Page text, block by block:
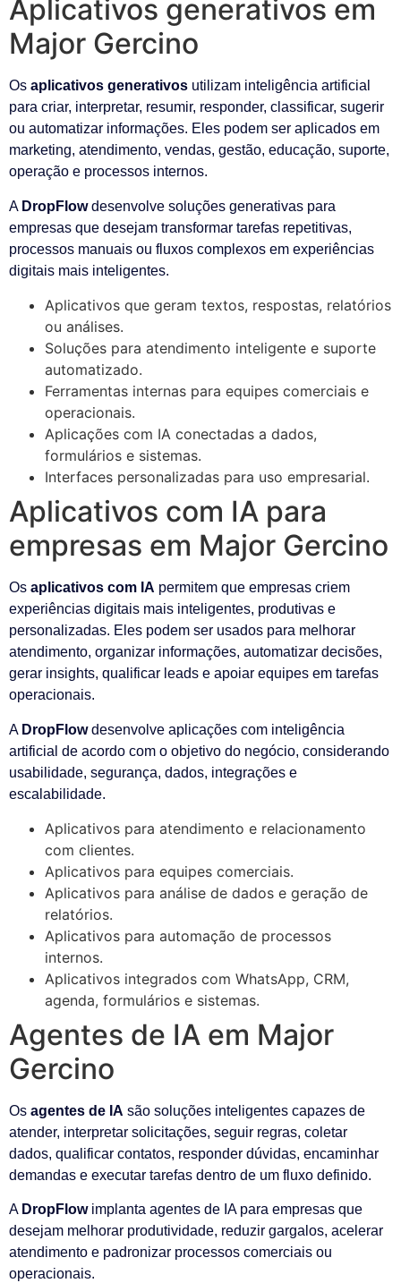
Aplicativos generativos em
Major Gercino
Os aplicativos generativos utilizam inteligência artificial
para criar, interpretar, resumir, responder, classificar, sugerir
ou automatizar informações. Eles podem ser aplicados em
marketing, atendimento, vendas, gestão, educação, suporte,
operação e processos internos.
A DropFlowdesenvolve soluções generativas para
empresas que desejam transformar tarefas repetitivas,
processos manuais ou fluxos complexos em experiências
digitais mais inteligentes.
Aplicativos que geram textos, respostas, relatórios
ou análises.
Soluções para atendimento inteligente e suporte
automatizado.
Ferramentas internas para equipes comerciais e
operacionais.
Aplicações com IA conectadas a dados,
formulários e sistemas.
Interfaces personalizadas para uso empresarial.
Aplicativos com IA para
empresas em Major Gercino
Os aplicativos com IA permitem que empresas criem
experiências digitais mais inteligentes, produtivas e
personalizadas. Eles podem ser usados para melhorar
atendimento, organizar informações, automatizar decisões,
gerar insights, qualificar leads e apoiar equipes em tarefas
operacionais.
A DropFlowdesenvolve aplicações com inteligência
artificial de acordo com o objetivo do negócio, considerando
usabilidade, segurança, dados, integrações e
escalabilidade.
Aplicativos para atendimento e relacionamento
com clientes.
Aplicativos para equipes comerciais.
Aplicativos para análise de dados e geração de
relatórios.
Aplicativos para automação de processos
internos.
Aplicativos integrados com WhatsApp, CRM,
agenda, formulários e sistemas.
Agentes de IA em Major
Gercino
Os agentes de IA são soluções inteligentes capazes de
atender, interpretar solicitações, seguir regras, coletar
dados, qualificar contatos, responder dúvidas, encaminhar
demandas e executar tarefas dentro de um fluxo definido.
A DropFlowimplanta agentes de IA para empresas que
desejam melhorar produtividade, reduzir gargalos, acelerar
atendimento e padronizar processos comerciais ou
operacionais.